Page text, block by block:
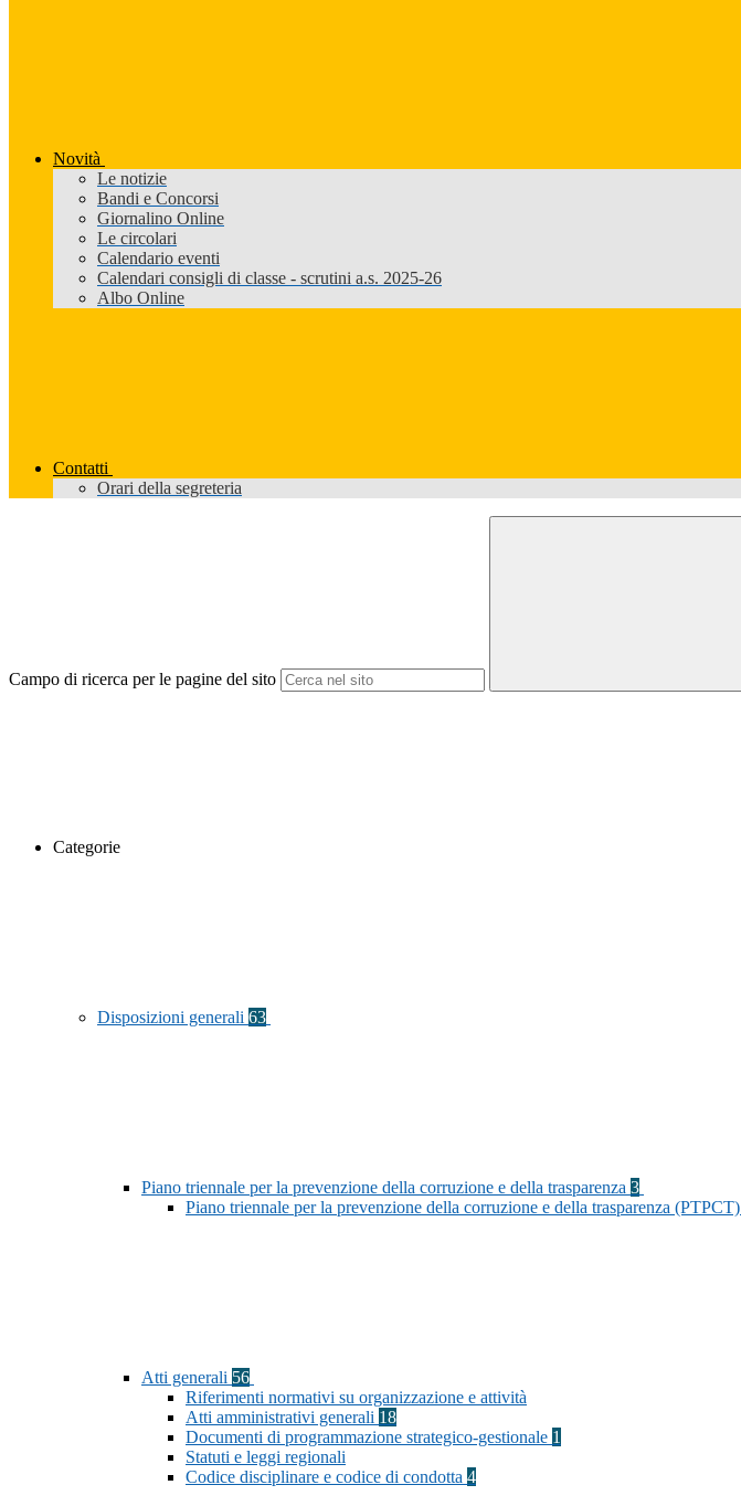
Novità
Le notizie
Bandi e Concorsi
Giornalino Online
Le circolari
Calendario eventi
Calendari consigli di classe - scrutini a.s. 2025-26
Albo Online
Contatti
Orari della segreteria
Campo di ricerca per le pagine del sito
Categorie
Disposizioni generali 63
Piano triennale per la prevenzione della corruzione e della trasparenza 3
Piano triennale per la prevenzione della corruzione e della trasparenza (PTPCT)
Atti generali 56
Riferimenti normativi su organizzazione e attività
Atti amministrativi generali 18
Documenti di programmazione strategico-gestionale 1
Statuti e leggi regionali
Codice disciplinare e codice di condotta 4